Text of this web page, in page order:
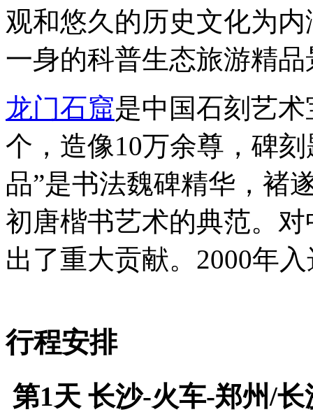
观和悠久的历史文化为
一身的科普生态旅游精
龙门石窟是中国石刻艺
个，造像10万余尊，碑
品”是书法魏碑精华，褚
初唐楷书艺术的典范。
出了重大贡献。2000年
行程安排
第1天 长沙-火车-郑州/